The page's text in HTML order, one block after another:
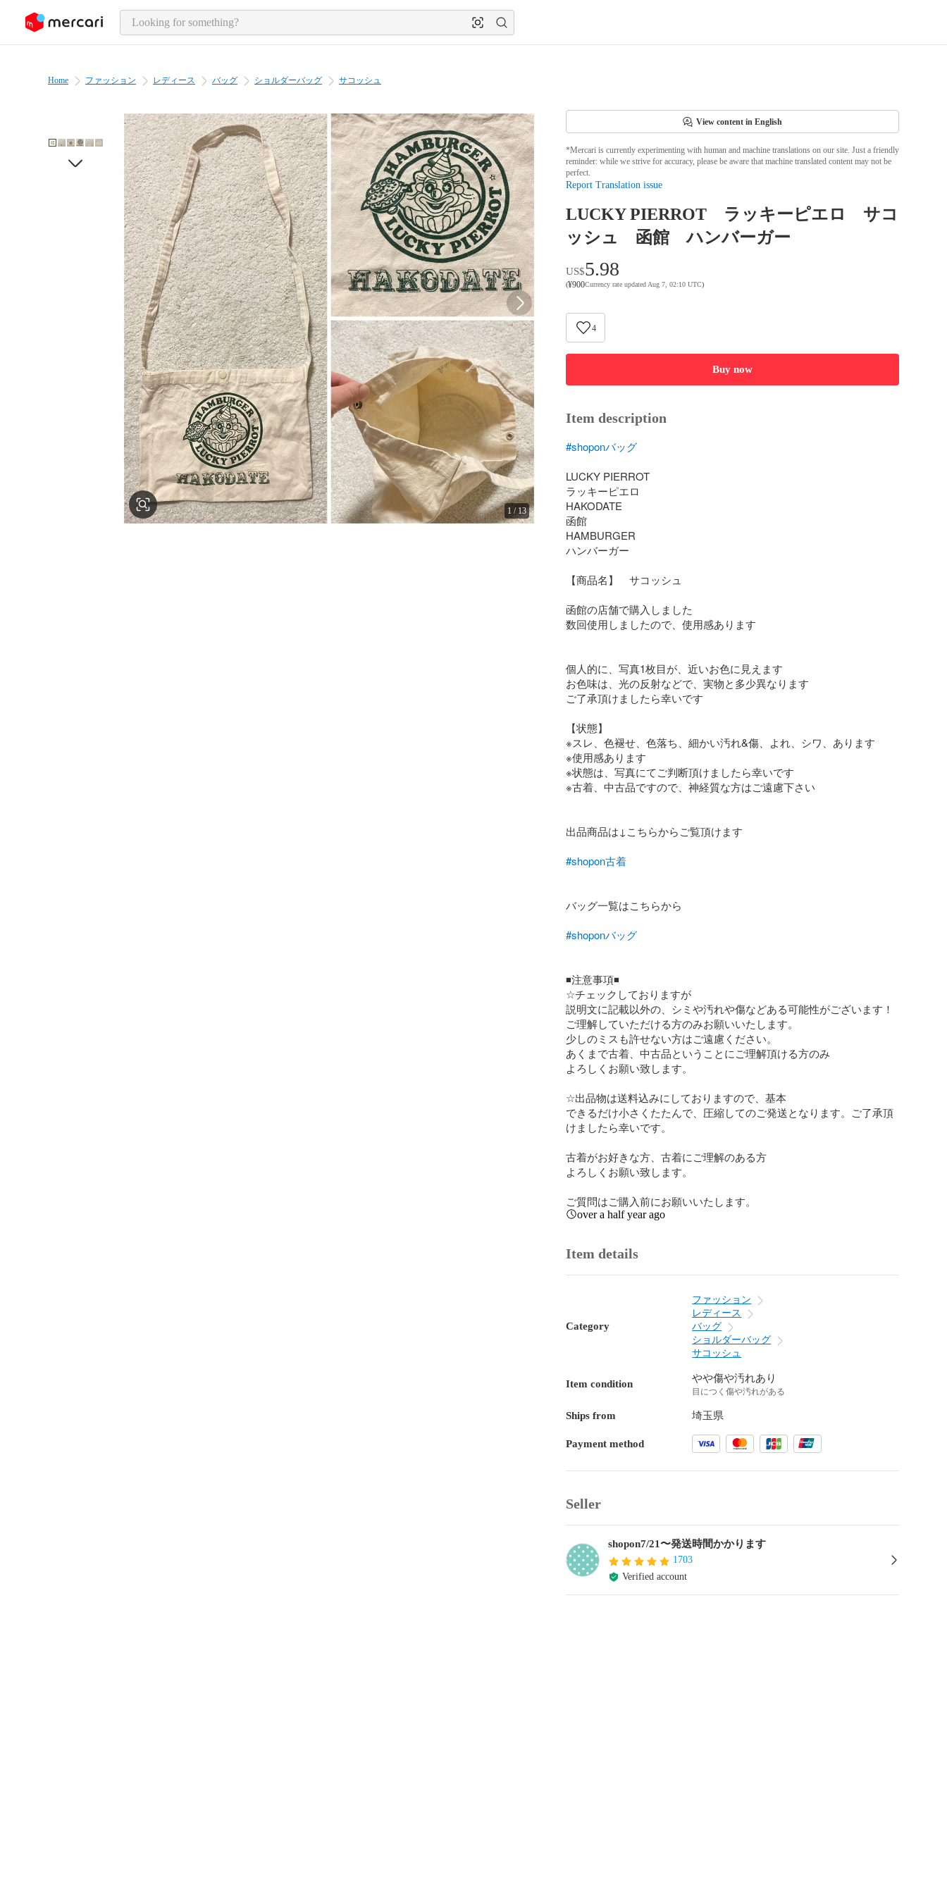
page content
Home ファッション レディース バッグ ショルダーバッグ サコッシュ
1/ 13
View content in English
*Mercari is currently experimenting with human and machine translations on our site. Just a friendly
reminder: while we strive for accuracy, please be aware that machine translated content may not be
perfect.
Report Translation issue
LUCKY PIERROT ラッキーピエロ サコ
ッシュ 函館 ハンバーガー
US$5.98
(¥900Currency rate updated Aug 7, 02:10 UTC)
4
Buy now
Item description
#shoponバッグ
LUCKY PIERROT
ラッキーピエロ
HAKODATE
函館
HAMBURGER
ハンバーガー
【商品名】　サコッシュ
函館の店舗で購入しました
数回使用しましたので、使用感あります
個人的に、写真1枚目が、近いお色に見えます
お色味は、光の反射などで、実物と多少異なります
ご了承頂けましたら幸いです
【状態】
※スレ、色褪せ、色落ち、細かい汚れ&傷、よれ、シワ、あります
※使用感あります
※状態は、写真にてご判断頂けましたら幸いです
※古着、中古品ですので、神経質な方はご遠慮下さい
出品商品は↓こちらからご覧頂けます
#shopon古着
バッグ一覧はこちらから
#shoponバッグ
◾️注意事項◾️
☆チェックしておりますが
説明文に記載以外の、シミや汚れや傷などある可能性がございます！
ご理解していただける方のみお願いいたします。
少しのミスも許せない方はご遠慮ください。
あくまで古着、中古品ということにご理解頂ける方のみ
よろしくお願い致します。
☆出品物は送料込みにしておりますので、基本
できるだけ小さくたたんで、圧縮してのご発送となります。ご了承頂
けましたら幸いです。
古着がお好きな方、古着にご理解のある方
よろしくお願い致します。
ご質問はご購入前にお願いいたします。
over a half year ago
Item details
Category
ファッション
レディース
バッグ
ショルダーバッグ
サコッシュ
Item condition やや傷や汚れあり
目につく傷や汚れがある
Ships from 埼玉県
Payment method
Seller
shopon7/21〜発送時間かかります
1703
Verified account